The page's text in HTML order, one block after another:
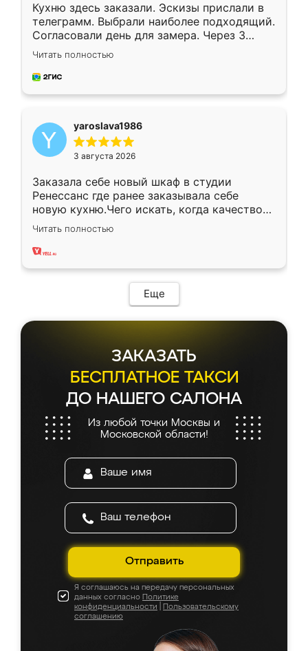
Кухню здесь заказали. Эскизы прислали в
телеграмм. Выбрали наиболее подходящий.
Согласовали день для замера. Через 3
недели кухня была уже готова. Остались
довольны работой. Спасибо Ренессанс
мебель за качественную работу!
Читать полностью
yaroslava1986
3 августа 2026
Заказала себе новый шкаф в студии
Ренессанс где ранее заказывала себе
новую кухню.Чего искать, когда качеством
вполне довольна. Служит кухня уже почти
два года, нареканий нет.
Читать полностью
Еще
ЗАКАЗАТЬ
БЕСПЛАТНОЕ ТАКСИ
ДО НАШЕГО САЛОНА
Из любой точки Москвы и
Московской области!
Отправить
Я соглашаюсь на передачу персональных
данных согласно Политике
конфиденциальности
Пользовательскому
соглашению